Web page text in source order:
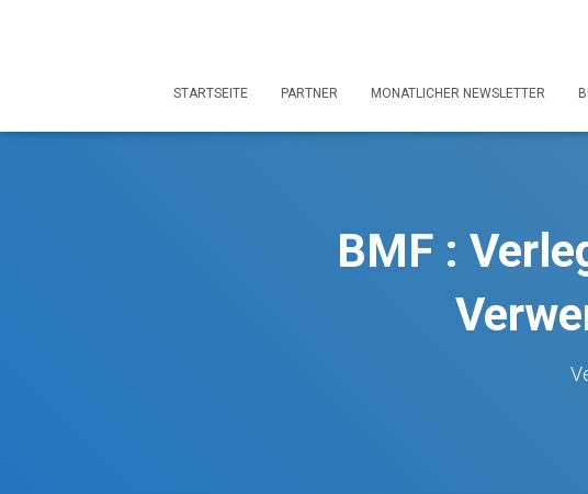
STARTSEITE PARTNER MONATLICHER NEWSLETTER
BMF :